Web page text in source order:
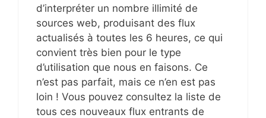
d’interpréter un nombre illimité de
sources web, produisant des flux
actualisés à toutes les 6 heures, ce qui
convient très bien pour le type
d’utilisation que nous en faisons. Ce
n’est pas parfait, mais ce n’en est pas
loin ! Vous pouvez consultez la liste de
tous ces nouveaux flux entrants de